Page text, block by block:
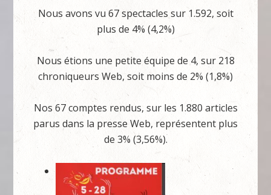
Nous avons vu 67 spectacles sur 1.592, soit
plus de 4% (4,2%)
Nous étions une petite équipe de 4, sur 218
chroniqueurs Web, soit moins de 2% (1,8%)
Nos 67 comptes rendus, sur les 1.880 articles
parus dans la presse Web, représentent plus
de 3% (3,56%).